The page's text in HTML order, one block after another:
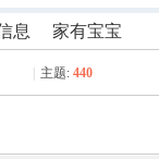
息 家有宝宝
主题: 440